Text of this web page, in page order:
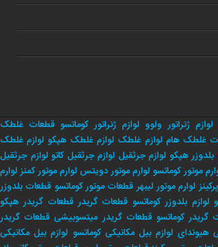
لوازم ژنراتور ولوو لوازم ژنراتور کوماتسو قطعات غلطک
غلطک هام لوازم غلطک لوازم غلطک هپکو لوازم غلطک
هپکو لوازم جرثقیل لوازم جرثقیل کاتو لوازم جرثقیل
موتور کوماتسو لوارم موتور دویتس لوارم موتور کمنز لوارم
لوارم موتور لیبهر قطعات موتور کوماتسو قطعات بلدوزر
لوازم بلدوزر کوماتسو قطعات گریدر قطعات گریدر هپکو
گریدر کوماتسو قطعات گریدر میتسوبیشی قطعات گریدر
هیوندای لوازم بیل مکانیکی کوماتسو لوازم بیل مکانیکی